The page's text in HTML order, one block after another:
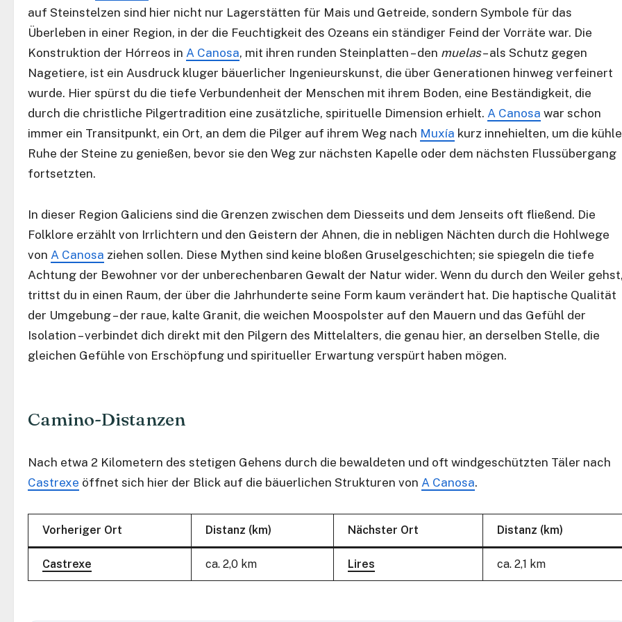
auf Steinstelzen sind hier nicht nur Lagerstätten für Mais und Getreide, sondern Symbole für das
Überleben in einer Region, in der die Feuchtigkeit des Ozeans ein ständiger Feind der Vorräte war. Die
Konstruktion der Hórreos in A Canosa, mit ihren runden Steinplatten – den muelas– als Schutz gegen
Nagetiere, ist ein Ausdruck kluger bäuerlicher Ingenieurskunst, die über Generationen hinweg verfeinert
wurde. Hier spürst du die tiefe Verbundenheit der Menschen mit ihrem Boden, eine Beständigkeit, die
durch die christliche Pilgertradition eine zusätzliche, spirituelle Dimension erhielt. A Canosa war schon
immer ein Transitpunkt, ein Ort, an dem die Pilger auf ihrem Weg nach Muxía kurz innehielten, um die kühle
Ruhe der Steine zu genießen, bevor sie den Weg zur nächsten Kapelle oder dem nächsten Flussübergang
fortsetzten.
In dieser Region Galiciens sind die Grenzen zwischen dem Diesseits und dem Jenseits oft fließend. Die
Folklore erzählt von Irrlichtern und den Geistern der Ahnen, die in nebligen Nächten durch die Hohlwege
von A Canosa ziehen sollen. Diese Mythen sind keine bloßen Gruselgeschichten; sie spiegeln die tiefe
Achtung der Bewohner vor der unberechenbaren Gewalt der Natur wider. Wenn du durch den Weiler
trittst du in einen Raum, der über die Jahrhunderte seine Form kaum verändert hat. Die haptische Qualität
der Umgebung – der raue, kalte Granit, die weichen Moospolster auf den Mauern und das Gefühl der
Isolation – verbindet dich direkt mit den Pilgern des Mittelalters, die genau hier, an derselben Stelle, die
gleichen Gefühle von Erschöpfung und spiritueller Erwartung verspürt haben mögen.
Camino-Distanzen
Nach etwa 2 Kilometern des stetigen Gehens durch die bewaldeten und oft windgeschützten Täler nach
Castrexe öffnet sich hier der Blick auf die bäuerlichen Strukturen von A Canosa.
Vorheriger Ort Distanz (km) Nächster Ort Distanz (km)
Castrexe ca. 2,0 km Lires ca. 2,1 km